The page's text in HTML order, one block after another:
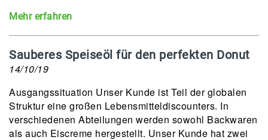
Mehr erfahren
Sauberes Speiseöl für den perfekten Donut
14/10/19
Ausgangssituation Unser Kunde ist Teil der globalen
Struktur eine großen Lebensmitteldiscounters. In
verschiedenen Abteilungen werden sowohl Backwaren
als auch Eiscreme hergestellt. Unser Kunde hat zwei